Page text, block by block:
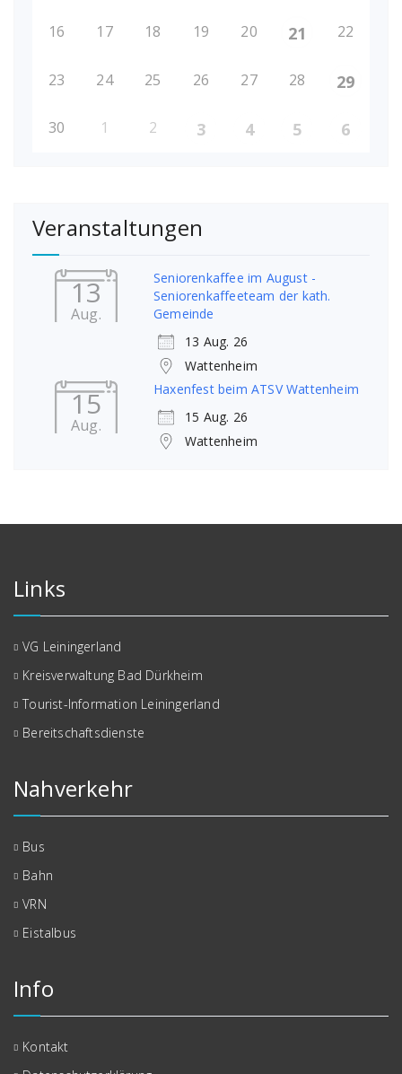
16 17 18 19 20 21 22
23 24 25 26 27 28 29
30 1 2 3 4 5 6
Veranstaltungen
13
Aug.
Seniorenkaffee im August -
Seniorenkaffeeteam der kath.
Gemeinde
13 Aug. 26
Wattenheim
15
Aug.
Haxenfest beim ATSV Wattenheim
15 Aug. 26
Wattenheim
Links
VG Leiningerland
Kreisverwaltung Bad Dürkheim
Tourist-Information Leiningerland
Bereitschaftsdienste
Nahverkehr
Bus
Bahn
VRN
Eistalbus
Info
Kontakt